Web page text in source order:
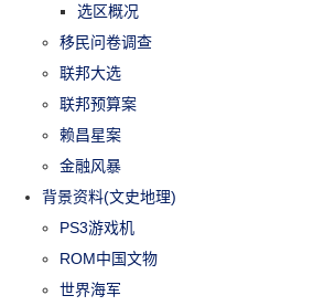
选区概况
移民问卷调查
联邦大选
联邦预算案
赖昌星案
金融风暴
背景资料(文史地理)
PS3游戏机
ROM中国文物
世界海军